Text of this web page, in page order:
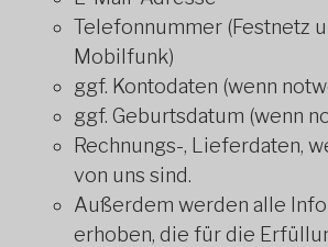
Telefonnummer (Festnetz
Mobilfunk)
ggf. Kontodaten (wenn
ggf. Geburtsdatum (wenn
Rechnungs-, Lieferdaten,
von uns sind.
Außerdem werden alle
erhoben, die für die